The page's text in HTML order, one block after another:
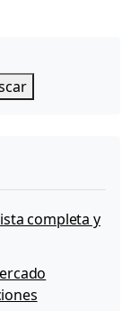
completa y